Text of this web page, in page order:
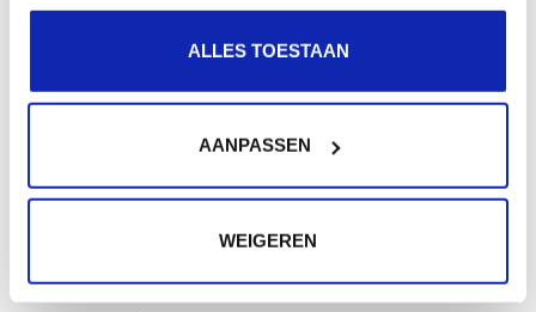
ALLES TOESTAAN
AANPASSEN
WEIGEREN
Pour qu'un site web soit accessible pour tout le monde
via l'Internet, il faut que celui-ci soit placé sur un...